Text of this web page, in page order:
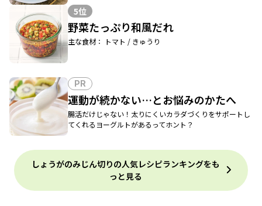
5位
野菜たっぷり和風だれ
主な食材： トマト / きゅうり
PR
運動が続かない…とお悩みのかたへ
腸活だけじゃない！太りにくいカラダづくりをサポートし
てくれるヨーグルトがあるってホント？
しょうがのみじん切りの人気レシピランキングをも
っと見る